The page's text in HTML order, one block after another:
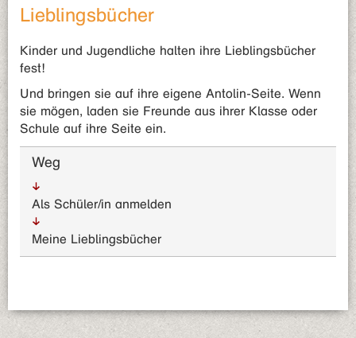
Lieblingsbücher
Kinder und Jugendliche halten ihre Lieblingsbücher
fest!
Und bringen sie auf ihre eigene Antolin-Seite. Wenn
sie mögen, laden sie Freunde aus ihrer Klasse oder
Schule auf ihre Seite ein.
Weg
Als Schüler/in anmelden
Meine Lieblingsbücher